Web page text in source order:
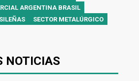
ARGENTINA BRASIL
SECTOR METALÚRGICO
NOTICIAS